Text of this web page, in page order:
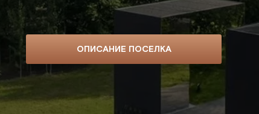
ОПИСАНИЕ ПОСЕЛКА